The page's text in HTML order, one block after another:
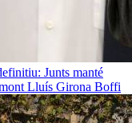
Junts manté
Lluís Girona Boffi